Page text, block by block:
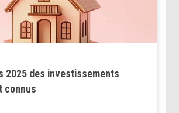
2025 des investissements
connus